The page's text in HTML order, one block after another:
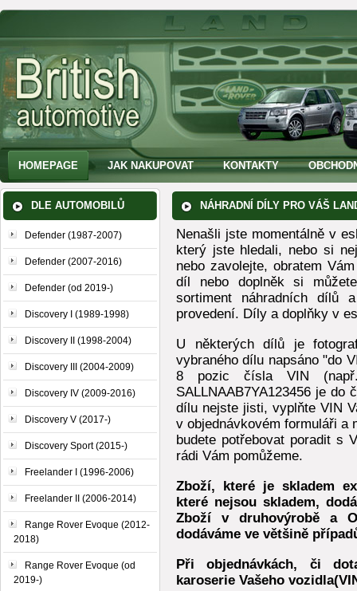
HOMEPAGE JAK NAKUPOVAT KONTAKTY
DLE AUTOMOBILŮ
Defender (1987-2007)
Defender (2007-2016)
Defender (od 2019-)
Discovery I (1989-1998)
Discovery II (1998-2004)
Discovery III (2004-2009)
Discovery IV (2009-2016)
Discovery V (2017-)
Discovery Sport (2015-)
Freelander I (1996-2006)
Freelander II (2006-2014)
Range Rover Evoque (2012-
2018)
Range Rover Evoque (od
2019-)
NÁHRADNÍ DÍLY PRO VÁŠ
Nenašli jste momentálně v
který jste hledali, nebo si
nebo zavolejte, obratem
díl nebo doplněk si
sortiment náhradních dílů
provedení. Díly a doplňky v
U některých dílů je
vybraného dílu napsáno "do
8 pozic čísla VIN
SALLNAAB7YA123456 je
dílu nejste jisti, vyplňte VIN
v objednávkovém formuláři a
budete potřebovat poradit s
rádi Vám pomůžeme.
Zboží, které je skladem
které nejsou skladem,
Zboží v druhovýrobě a
dodáváme ve většině
Při objednávkách, či
karoserie Vašeho